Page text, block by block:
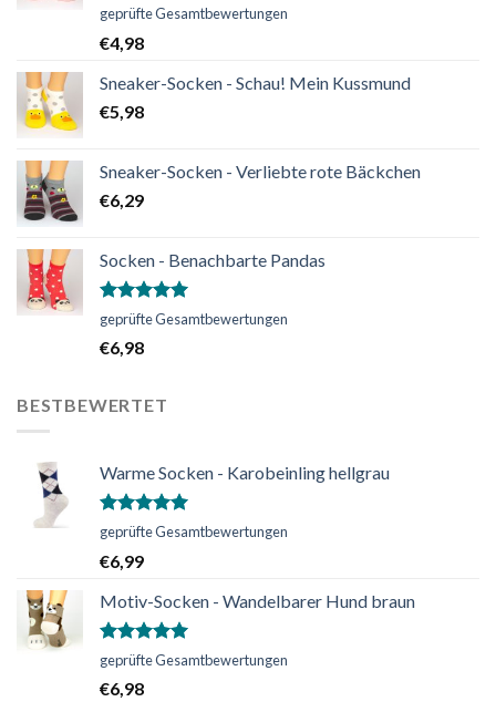
Bewertet
von 5
geprüfte Gesamtbewertungen
€4,98
Sneaker-Socken - Schau! Mein Kussmund
€5,98
Sneaker-Socken - Verliebte rote Bäckchen
€6,29
Socken - Benachbarte Pandas
Bewertet
mit
von 5
geprüfte Gesamtbewertungen
€6,98
BESTBEWERTET
Warme Socken - Karobeinling hellgrau
Bewertet
von 5
geprüfte Gesamtbewertungen
€6,99
Motiv-Socken - Wandelbarer Hund braun
Bewertet
mit
von 5
geprüfte Gesamtbewertungen
€6,98